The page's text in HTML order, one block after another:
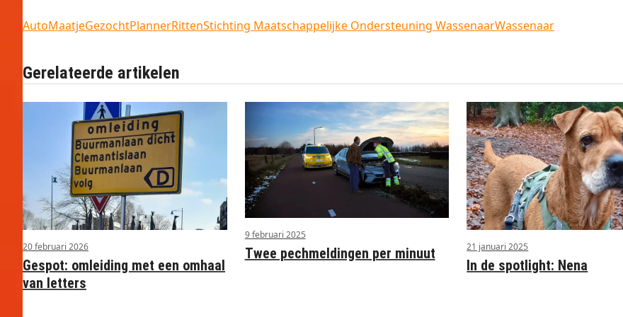
AutoMaatjeGezochtPlannerRittenStichting Maatschappelijke Ondersteuning WassenaarWassenaar
Gerelateerde artikelen
20 februari 2026
Gespot: omleiding met een omhaal
van letters
9 februari 2025
Twee pechmeldingen per minuut 21 januari 2025
In de spotlight: Nena